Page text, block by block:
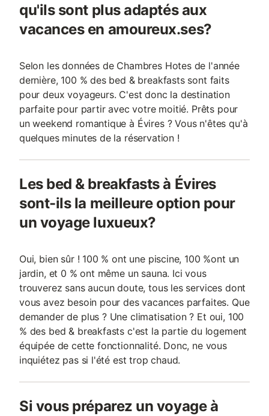
qu'ils sont plus adaptés aux
vacances en amoureux.ses?
Selon les données de Chambres Hotes de l'année
dernière, 100 % des bed & breakfasts sont faits
pour deux voyageurs. C'est donc la destination
parfaite pour partir avec votre moitié. Prêts pour
un weekend romantique à Évires ? Vous n'êtes qu'à
quelques minutes de la réservation !
Les bed & breakfasts à Évires
sont-ils la meilleure option pour
un voyage luxueux?
Oui, bien sûr ! 100 % ont une piscine, 100 %ont un
jardin, et 0 % ont même un sauna. Ici vous
trouverez sans aucun doute, tous les services dont
vous avez besoin pour des vacances parfaites. Que
demander de plus ? Une climatisation ? Et oui, 100
% des bed & breakfasts c'est la partie du logement
équipée de cette fonctionnalité. Donc, ne vous
inquiétez pas si l'été est trop chaud.
Si vous préparez un voyage à